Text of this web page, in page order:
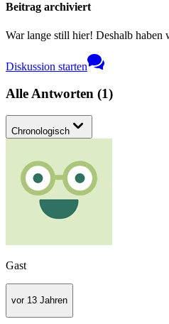
Beitrag archiviert
War lange still hier! Deshalb haben
Diskussion starten
Alle Antworten (1)
Chronologisch
Gast
vor 13 Jahren